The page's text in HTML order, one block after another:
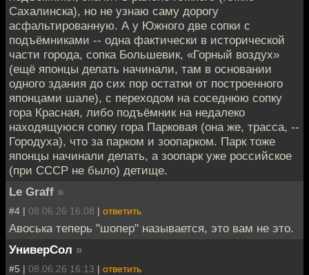
Сахалинска), но не узнаю саму дорогу
асфальтированную. А у Южного две сопки с
подъёмниками -- одна фактически в исторической
части города, сопка Большевик, «Горный воздух»
(ещё японцы делать начинали, там в основании
одного здания до сих пор остатки от построенного
японцами шале), с переходом на соседнюю сопку
гора Красная, либо подъёмник на недалеко
находящуюся сопку гора Парковая (она же, трасса, --
Городуха), что за парком и зоопарком. Парк тоже
японцы начинали делать, а зоопарк уже российское
(при СССР не было) детище.
Le Graff »
#4 | 08.06.26 16:08 | ответить
Авоська теперь "шопер" называется, это вам не это.
УниверСол »
#5 | 08.06.26 16:13 | ответить